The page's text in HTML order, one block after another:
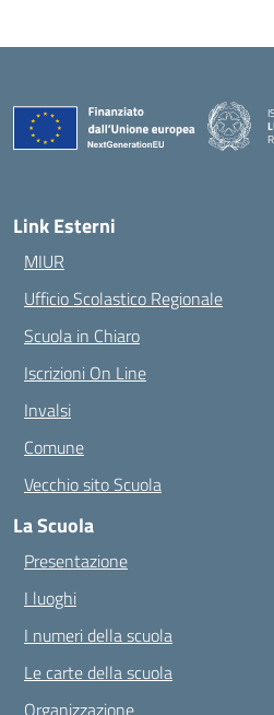
Link Esterni
MIUR
Ufficio Scolastico Regionale
Scuola in Chiaro
Iscrizioni On Line
Invalsi
Comune
Vecchio sito Scuola
La Scuola
Presentazione
I luoghi
I numeri della scuola
Le carte della scuola
Organizzazione